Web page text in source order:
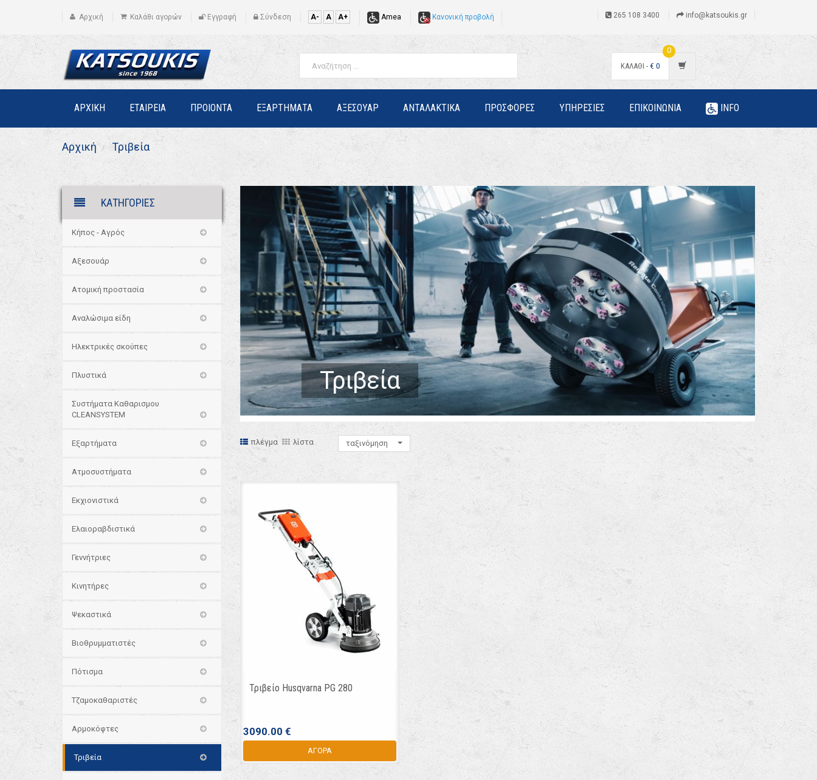
Αρχική Καλάθι αγορών Εγγραφή Σύνδεση A- A A+ Amea Κανονική προβολή 265 108 3400 info@katsoukis.gr
ΚΑΛΑΘΙ - € 0
0
ΑΡΧΙΚΗ ΕΤΑΙΡΕΙΑ ΠΡΟΙΟΝΤΑ ΕΞΑΡΤΗΜΑΤΑ ΑΞΕΣΟΥΑΡ ΑΝΤΑΛΑΚΤΙΚΑ ΠΡΟΣΦΟΡΕΣ ΥΠΗΡΕΣΙΕΣ ΕΠΙΚΟΙΝΩΝΙΑ INFO
Αρχική Τριβεία
ΚΑΤΗΓΟΡΙΕΣ
Κήπος - Αγρός
Αξεσουάρ
Ατομική προστασία
Αναλώσιμα είδη
Ηλεκτρικές σκούπες
Πλυστικά
Συστήματα Καθαρισμου
CLEANSYSTEM
Εξαρτήματα
Ατμοσυστήματα
Εκχιονιστικά
Ελαιοραβδιστικά
Γεννήτριες
Κινητήρες
Ψεκαστικά
Βιοθρυμματιστές
Πότισμα
Τζαμοκαθαριστές
Αρμοκόφτες
Τριβεία
Τριβεία
πλέγμα λίστα ταξινόμηση
Τριβείο Husqvarna PG 280
3090.00 €
ΑΓΟΡΑ